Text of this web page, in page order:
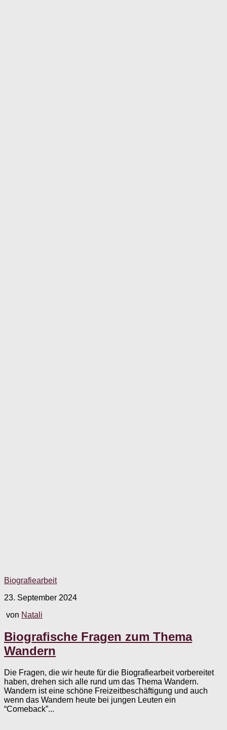
Biografiearbeit
23. September 2024
von Natali
Biografische Fragen zum Thema
Wandern
Die Fragen, die wir heute für die Biografiearbeit vorbereitet
haben, drehen sich alle rund um das Thema Wandern.
Wandern ist eine schöne Freizeitbeschäftigung und auch
wenn das Wandern heute bei jungen Leuten ein
“Comeback”...